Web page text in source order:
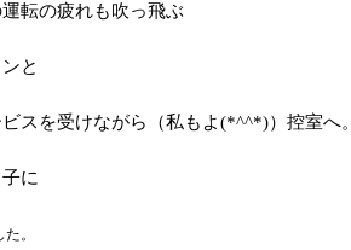
転の疲れも吹っ飛ぶ
と
スを受けながら（私もよ(*^^*)）控室へ。
に
。